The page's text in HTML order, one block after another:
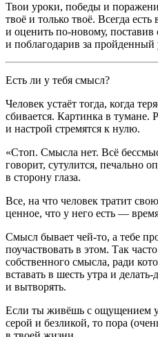
Твои уроки, победы и
твоё и только твоё. Всегда
и оценить по-новому,
и поблагодарив за пройденный
Есть ли у тебя смысл?
Человек устаёт тогда, когда
сбивается. Картинка в тумане.
и настрой стремятся к нулю.
«Стоп. Смысла нет. Всё
говорит, сутулится, печально
в сторону глаза.
Все, на что человек тратит
ценное, что у него есть —
Смысл бывает чей-то, а тебе
поучаствовать в этом. Так
собственного смысла, ради
вставать в шесть утра и
и вытворять.
Если ты живёшь с ощущением
серой и безликой, то пора